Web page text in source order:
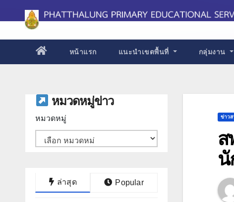
to
หน้าแรก แนะนำเขตพื้นที่ กลุ่มงาน
หมวดหมู่ข่าว
หมวดหมู่
ล่าสุด Popular
ข่าวส
ส
นั